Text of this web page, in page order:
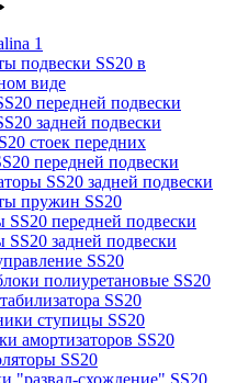
1
подвески SS20 в
виде
передней подвески
задней подвески
стоек передних
передней подвески
SS20 задней подвески
пружин SS20
передней подвески
задней подвески
SS20
полиуретановые SS20
SS20
ступицы SS20
амортизаторов SS20
SS20
"развал-схождение" SS20